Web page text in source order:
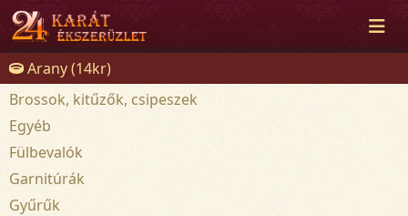
Arany (14kr)
Brossok, kitűzők, csipeszek
Egyéb
Fülbevalók
Garnitúrák
Gyűrűk